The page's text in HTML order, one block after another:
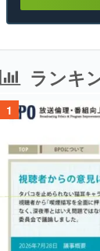
ランキ
1